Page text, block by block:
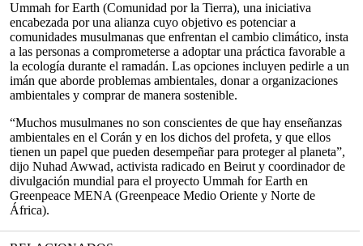
Ummah for Earth (Comunidad por la Tierra), una iniciativa
encabezada por una alianza cuyo objetivo es potenciar a
comunidades musulmanas que enfrentan el cambio climático, insta
a las personas a comprometerse a adoptar una práctica favorable a
la ecología durante el ramadán. Las opciones incluyen pedirle a un
imán que aborde problemas ambientales, donar a organizaciones
ambientales y comprar de manera sostenible.
“Muchos musulmanes no son conscientes de que hay enseñanzas
ambientales en el Corán y en los dichos del profeta, y que ellos
tienen un papel que pueden desempeñar para proteger al planeta”,
dijo Nuhad Awwad, activista radicado en Beirut y coordinador de
divulgación mundial para el proyecto Ummah for Earth en
Greenpeace MENA (Greenpeace Medio Oriente y Norte de
África).